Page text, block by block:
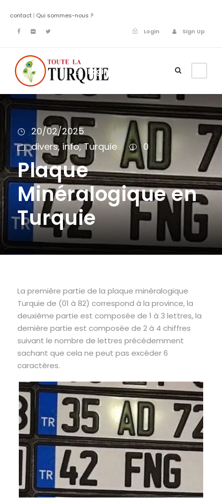
contact | Qui sommes-nous ?
Login
Sign Up
Login
20/02/2025
divers, info, Turquie 0
Plaque
Minéralogique en
Turquie
La première partie de la plaque minéralogique
Turquie de (01 à 82) correspond à la province, la
deuxième partie est composée de 1 à 3 lettres, la
dernière partie est composée de 2 à 4 chiffres
suivant le nombre de lettres précédemment
sachant que cela ne peut pas excéder 6
caractères.